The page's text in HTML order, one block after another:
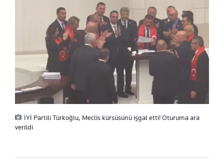
İYİ Partili Türkoğlu, Meclis kürsüsünü işgal etti! Oturuma ara
verildi